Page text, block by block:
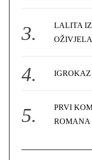
LALITA
IGROKAZ
PRVI
ROMANA
r
h
o
r
: